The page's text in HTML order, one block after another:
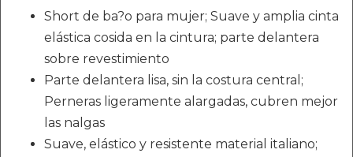
Short de ba?o para mujer; Suave y amplia cinta
elástica cosida en la cintura; parte delantera
sobre revestimiento
Parte delantera lisa, sin la costura central;
Perneras ligeramente alargadas, cubren mejor
las nalgas
Suave, elástico y resistente material italiano;